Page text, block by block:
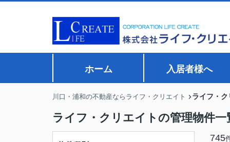
ホーム 入居者様へ
川口・浦和の不動産ならライフ・クリエイト ライフ・
ライフ・クリエイトの管理物件一
745